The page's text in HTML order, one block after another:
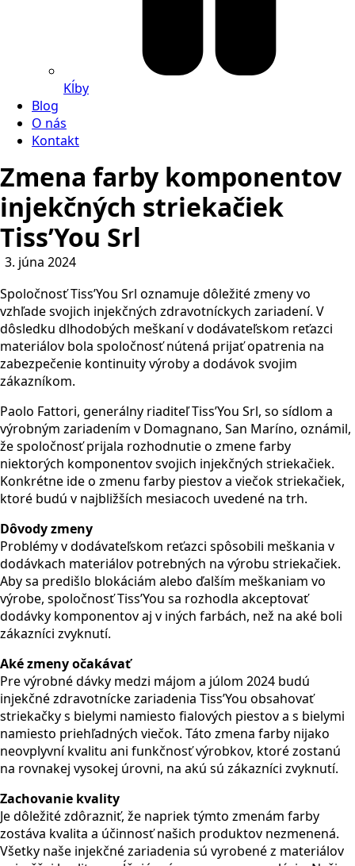
Kĺby
Blog
O nás
Kontakt
Zmena farby komponentov
injekčných striekačiek
Tiss’You Srl
3. júna 2024
Spoločnosť Tiss’You Srl oznamuje dôležité zmeny vo
vzhľade svojich injekčných zdravotníckych zariadení. V
dôsledku dlhodobých meškaní v dodávateľskom reťazci
materiálov bola spoločnosť nútená prijať opatrenia na
zabezpečenie kontinuity výroby a dodávok svojim
zákazníkom.
Paolo Fattori, generálny riaditeľ Tiss’You Srl, so sídlom a
výrobným zariadením v Domagnano, San Maríno, oznámil,
že spoločnosť prijala rozhodnutie o zmene farby
niektorých komponentov svojich injekčných striekačiek.
Konkrétne ide o zmenu farby piestov a viečok striekačiek,
ktoré budú v najbližších mesiacoch uvedené na trh.
Dôvody zmeny
Problémy v dodávateľskom reťazci spôsobili meškania v
dodávkach materiálov potrebných na výrobu striekačiek.
Aby sa predišlo blokáciám alebo ďalším meškaniam vo
výrobe, spoločnosť Tiss’You sa rozhodla akceptovať
dodávky komponentov aj v iných farbách, než na aké boli
zákazníci zvyknutí.
Aké zmeny očakávať
Pre výrobné dávky medzi májom a júlom 2024 budú
injekčné zdravotnícke zariadenia Tiss’You obsahovať
striekačky s bielymi namiesto fialových piestov a s bielymi
namiesto priehľadných viečok. Táto zmena farby nijako
neovplyvní kvalitu ani funkčnosť výrobkov, ktoré zostanú
na rovnakej vysokej úrovni, na akú sú zákazníci zvyknutí.
Zachovanie kvality
Je dôležité zdôrazniť, že napriek týmto zmenám farby
zostáva kvalita a účinnosť našich produktov nezmenená.
Všetky naše injekčné zariadenia sú vyrobené z materiálov